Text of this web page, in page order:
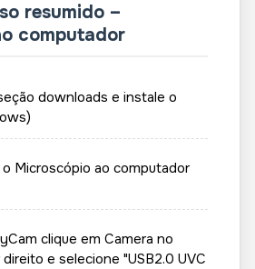
resumido –
computador
downloads e instale o
Microscópio ao computador
clique em Camera no
e selecione "USB2.0 UVC